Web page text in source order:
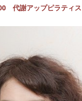
代謝アップピラティ